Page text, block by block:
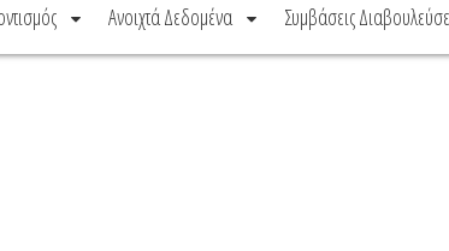
Ανοιχτά Δεδομένα Συμβάσεις